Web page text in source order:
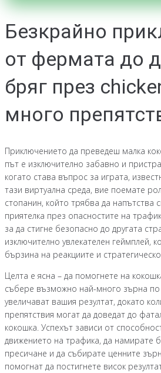
Безкрайно
от фермата до
бряг през
много
Приключението да преведеш малка
път е изключително забавно и
когато става въпрос за играта,
тази виртуална среда, вие поемате
стопанин, който трябва да напътства
приятелка през опасностите на
за да стигне безопасно до другата
изключително увлекателен геймплей,
бързина на реакциите и
Целта е ясна – да помогнете на
събере възможно най-много зърна по
увеличават вашия резултат, докато
препятствия могат да доведат до
кокошка. Успехът зависи от
движението на трафика, да намирате
пресичане и да събирате ценните
помогнат да постигнете висок